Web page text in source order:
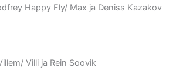
Happy Fly/ Max ja Deniss Kazakov
Villi ja Rein Soovik